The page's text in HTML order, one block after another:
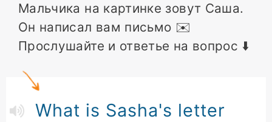
Мальчика на картинке зовут Саша.
Он написал вам письмо ✉️
Прослушайте и ответье на вопрос ⬇️
What is Sasha's letter